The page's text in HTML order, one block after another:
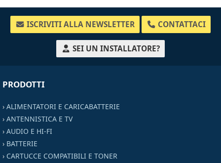
ISCRIVITI ALLA NEWSLETTER CONTATTACI
SEI UN INSTALLATORE?
PRODOTTI
› ALIMENTATORI E CARICABATTERIE
› ANTENNISTICA E TV
› AUDIO E HI-FI
› BATTERIE
› CARTUCCE COMPATIBILI E TONER